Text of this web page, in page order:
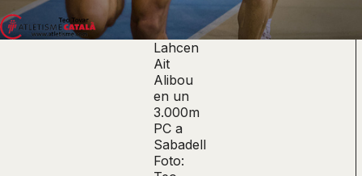
Lahcen
Ait
Alibou
en un
3.000m
PC a
Sabadell
Foto: